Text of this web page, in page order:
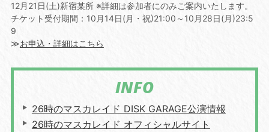
12月21日(土)新宿某所 ※詳細は参加者にのみご案内いたします。
チケット受付期間：10月14日(月・祝)21:00～10月28日(月)23:5
9
≫お申込・詳細はこちら
INFO
26時のマスカレイド DISK GARAGE公演情報
26時のマスカレイド オフィシャルサイト